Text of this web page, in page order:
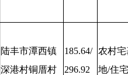
陆丰市潭西镇
深港村铜厝村
185.64/
296.92
农村宅
地/住宅